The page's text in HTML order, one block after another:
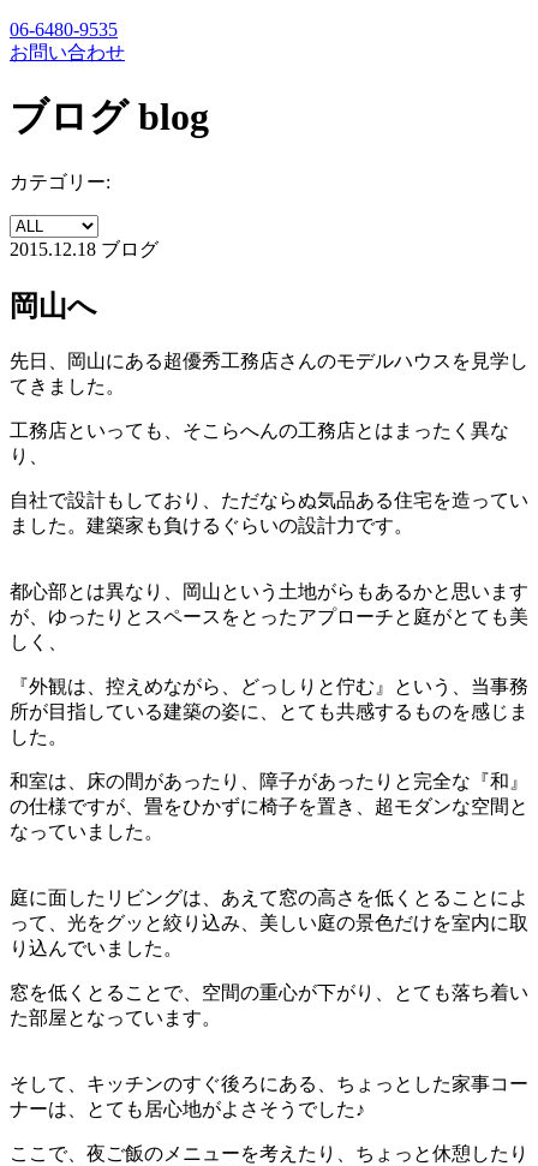
06-6480-9535
お問い合わせ
ブログ blog
カテゴリー:
2015.12.18 ブログ
岡山へ
先日、岡山にある超優秀工務店さんのモデルハウスを見学し
てきました。
工務店といっても、そこらへんの工務店とはまったく異な
り、
自社で設計もしており、ただならぬ気品ある住宅を造ってい
ました。建築家も負けるぐらいの設計力です。
都心部とは異なり、岡山という土地がらもあるかと思います
が、ゆったりとスペースをとったアプローチと庭がとても美
しく、
『外観は、控えめながら、どっしりと佇む』という、当事務
所が目指している建築の姿に、とても共感するものを感じま
した。
和室は、床の間があったり、障子があったりと完全な『和』
の仕様ですが、畳をひかずに椅子を置き、超モダンな空間と
なっていました。
庭に面したリビングは、あえて窓の高さを低くとることによ
って、光をグッと絞り込み、美しい庭の景色だけを室内に取
り込んでいました。
窓を低くとることで、空間の重心が下がり、とても落ち着い
た部屋となっています。
そして、キッチンのすぐ後ろにある、ちょっとした家事コー
ナーは、とても居心地がよさそうでした♪
ここで、夜ご飯のメニューを考えたり、ちょっと休憩したり